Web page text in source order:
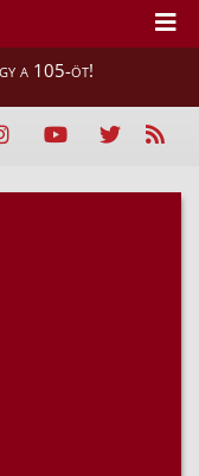
a 105-öt!